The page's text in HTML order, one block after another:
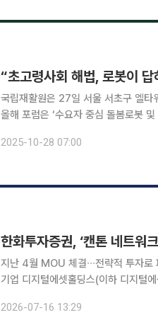
“초고령사회 해법, 로봇이
국립재활원은 27일 서울 서초구 엘타
올해 포럼은 ‘수요자 중심 돌봄로봇
원 강윤규 원장은 개회사에서 “돌봄
2025-10-28 07:00
한화투자증권, ‘캔톤 네트워
지난 4월 MOU 체결∙∙∙전략적 투자로 파트너십 한화투자증권은 글로벌 금융
기업 디지털에셋홀딩스(이하 디지털
금융기관이 채택한 금융 특화 개방형
2026-07-16 13:29